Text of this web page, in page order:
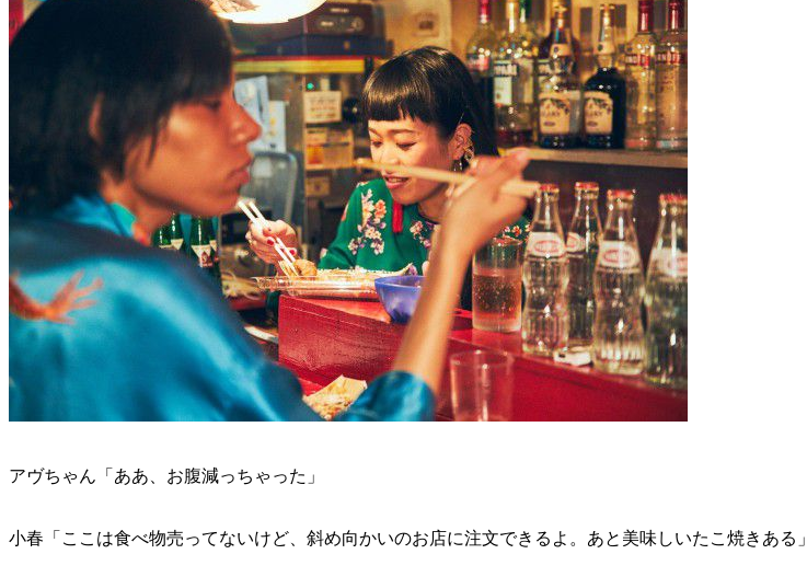
アヴちゃん「ああ、お腹減っちゃった」
小春「ここは食べ物売ってないけど、斜め向かいのお店に注文できるよ。あと美味しいたこ焼きある」